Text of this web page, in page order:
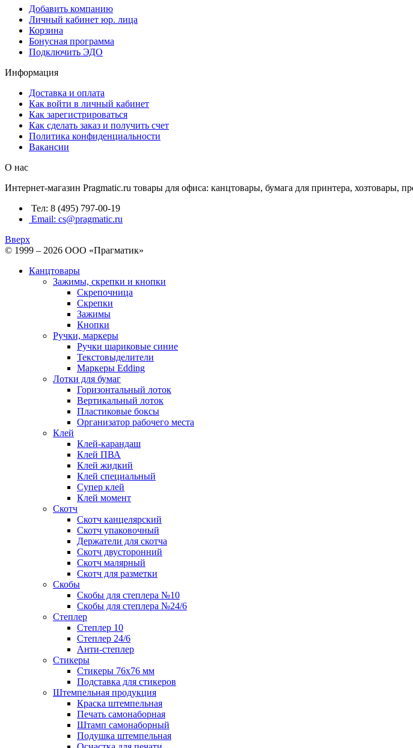
Добавить компанию
Личный кабинет юр. лица
Корзина
Бонусная программа
Подключить ЭДО
Информация
Доставка и оплата
Как войти в личный кабинет
Как зарегистрироваться
Как сделать заказ и получить счет
Политика конфиденциальности
Вакансии
О нас
Интернет-магазин Pragmatic.ru товары для офиса: канцтовары, бумага для принтера,
Тел: 8 (495) 797-00-19
Email: cs@pragmatic.ru
Вверх
© 1999 – 2026 ООО «Прагматик»
Канцтовары
Зажимы, скрепки и кнопки
Скрепочница
Скрепки
Зажимы
Кнопки
Ручки, маркеры
Ручки шариковые синие
Текстовыделители
Маркеры Edding
Лотки для бумаг
Горизонтальный лоток
Вертикальный лоток
Пластиковые боксы
Организатор рабочего места
Клей
Клей-карандаш
Клей ПВА
Клей жидкий
Клей специальный
Супер клей
Клей момент
Скотч
Скотч канцелярский
Скотч упаковочный
Держатели для скотча
Скотч двусторонний
Скотч малярный
Скотч для разметки
Скобы
Скобы для степлера №10
Скобы для степлера №24/6
Степлер
Степлер 10
Степлер 24/6
Анти-степлер
Стикеры
Стикеры 76x76 мм
Подставка для стикеров
Штемпельная продукция
Краска штемпельная
Печать самонаборная
Штамп самонаборный
Подушка штемпельная